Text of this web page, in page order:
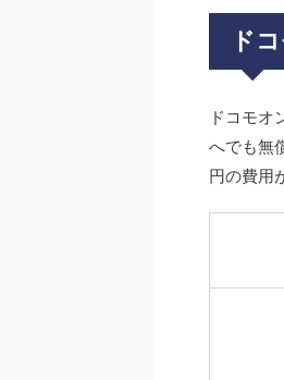
ド
ドコモオ
へでも無
円の費用